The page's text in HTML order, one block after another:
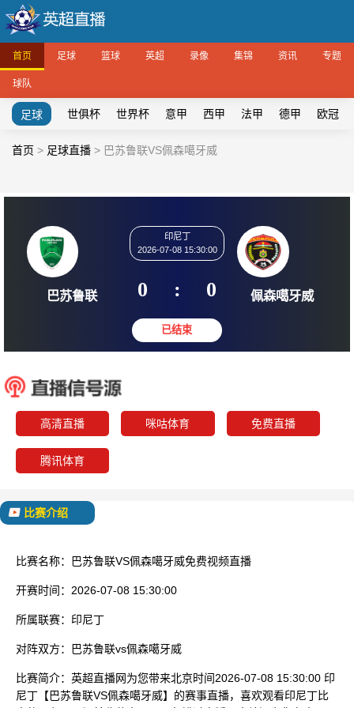
首页 足球 篮球 英超 录像 集锦 资讯 专题
球队
足球 世俱杯 世界杯 意甲 西甲 法甲 德甲 欧冠
首页 > 足球直播 > 巴苏鲁联VS佩森噶牙威
印尼丁
2026-07-08 15:30:00
0 : 0
高清直播 咪咕体育 免费直播
腾讯体育
比赛介绍
比赛名称： 巴苏鲁联VS佩森噶牙威免费视频直播
开赛时间： 2026-07-08 15:30:00
所属联赛： 印尼丁
对阵双方： 巴苏鲁联vs佩森噶牙威
比赛简介： 英超直播网为您带来北京时间2026-07-08 15:30:00 印
尼丁【巴苏鲁联VS佩森噶牙威】的赛事直播，喜欢观看印尼丁比